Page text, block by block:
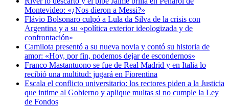
Montevideo: «¿Nos dieron a Messi?»
Flávio Bolsonaro culpó a Lula da Silva de la crisis con
Argentina y a su «política exterior ideologizada y de
confrontación»
Camilota presentó a su nueva novia y contó su historia de
amor: «Hoy, por fin, podemos dejar de escondernos»
Franco Mastantuono se fue de Real Madrid y en Italia lo
recibió una multitud: jugará en Fiorentina
Escala el conflicto universitario: los rectores piden a la Justicia
que intime al Gobierno y aplique multas si no cumple la Ley
de Fondos